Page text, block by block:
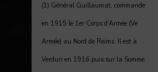
(1) Général Guillaumat, commande
en 1915 le 1er Corps d’Armée (Ve
Armée) au Nord de Reims. Il est à
Verdun en 1916 puis sur la Somme.